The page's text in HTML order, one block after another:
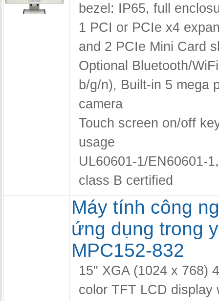
bezel: IP65, full
1 PCI or PCIe x4
and 2 PCIe Mini Card
Optional Bluetooth/
b/g/n), Built-in 5 mega
camera
Touch screen on/off
usage
UL60601-1/EN60601-
class B certified
Máy tính công
ứng dụng trong
MPC152-832
15" XGA (1024 x 768)
color TFT LCD display